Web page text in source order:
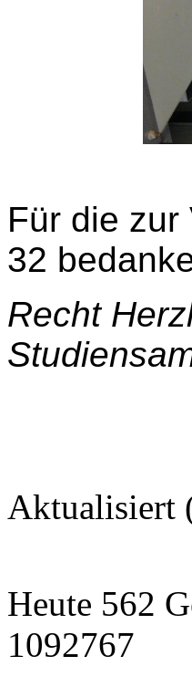
Für die zur
32
Recht
Aktualisiert
Heute 562
1092767